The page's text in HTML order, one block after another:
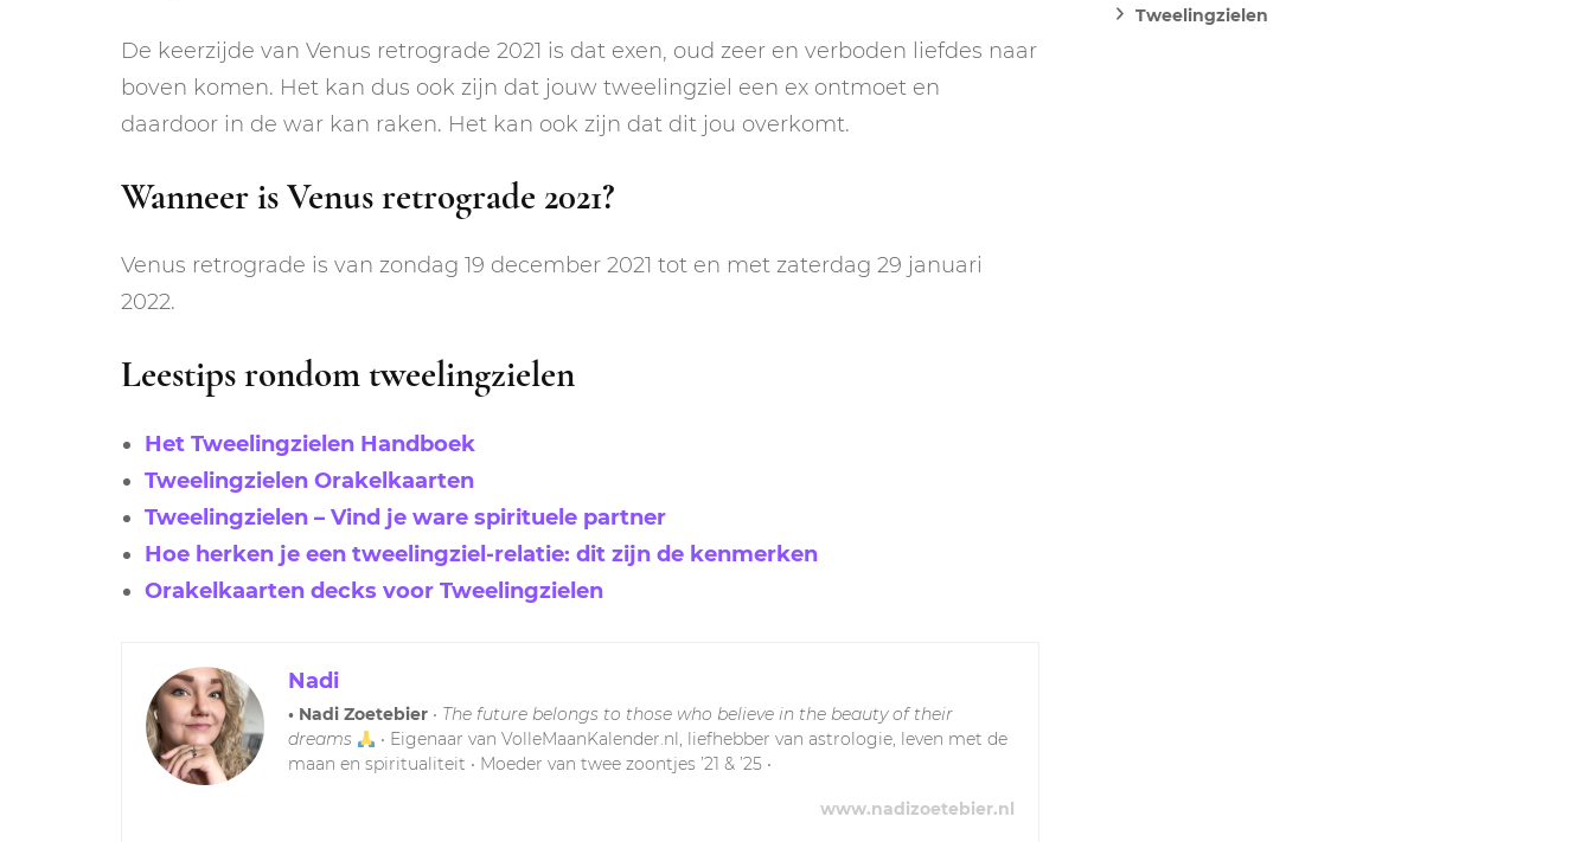
De keerzijde van Venus retrograde 2021 is dat exen, oud zeer en verboden liefdes naar
boven komen. Het kan dus ook zijn dat jouw tweelingziel een ex ontmoet en
daardoor in de war kan raken. Het kan ook zijn dat dit jou overkomt.
Wanneer is Venus retrograde 2021?
Venus retrograde is van zondag 19 december 2021 tot en met zaterdag 29 januari
2022.
Leestips rondom tweelingzielen
Het Tweelingzielen Handboek
Tweelingzielen Orakelkaarten
Tweelingzielen – Vind je ware spirituele partner
Hoe herken je een tweelingziel-relatie: dit zijn de kenmerken
Orakelkaarten decks voor Tweelingzielen
Nadi
• Nadi Zoetebier • The future belongs to those who believe in the beauty of their
dreams
• Eigenaar van VolleMaanKalender.nl, liefhebber van astrologie, leven met de
maan en spiritualiteit • Moeder van twee zoontjes ’21 & ’25 •
www.nadizoetebier.nl
Tweelingzielen